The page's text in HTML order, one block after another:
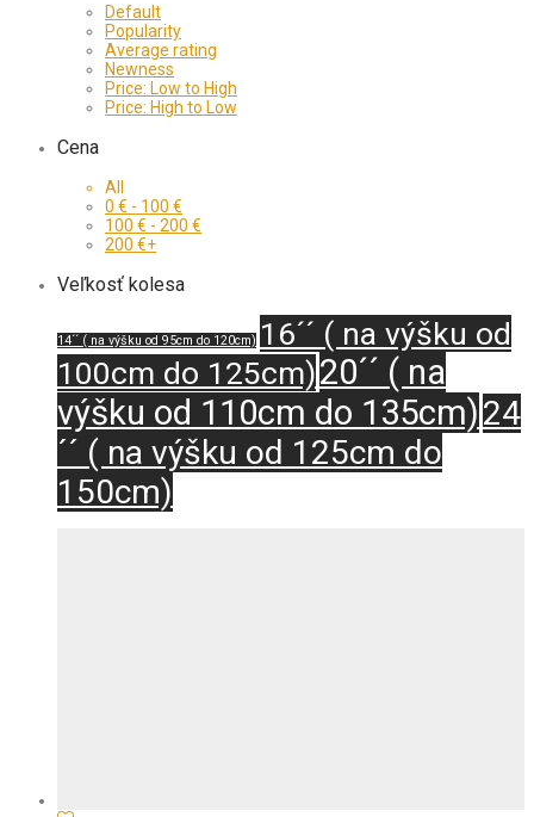
Default
Popularity
Average rating
Newness
Price: Low to High
Price: High to Low
Cena
All
0 € - 100 €
100 € - 200 €
200 €+
Veľkosť kolesa
14´´ ( na výšku od 95cm do 120cm) 16´´ ( na výšku od
100cm do 125cm)20´´ ( na
výšku od 110cm do 135cm)24
´´ ( na výšku od 125cm do
150cm)